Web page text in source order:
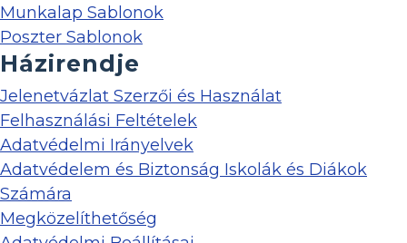
Munkalap Sablonok
Poszter Sablonok
Házirendje
Jelenetvázlat Szerzői és Használat
Felhasználási Feltételek
Adatvédelmi Irányelvek
Adatvédelem és Biztonság Iskolák és Diákok
Számára
Megközelíthetőség